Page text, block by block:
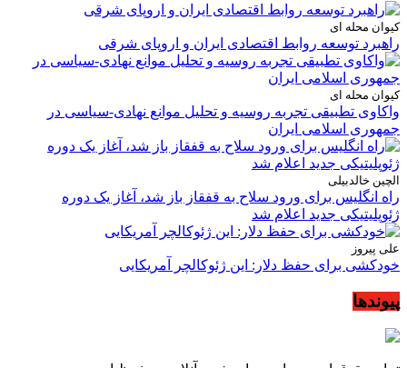
کیوان محله ای
راهبرد توسعه روابط اقتصادی ایران و اروپای شرقی
کیوان محله ای
واکاوی تطبیقی تجربه روسیه و تحلیل موانع نهادی-سیاسی در
جمهوری اسلامی ایران
الچین خالدبیلی
راه انگلیس برای ورود سلاح به قفقاز باز شد، آغاز یک دوره
ژئوپلیتیکی جدید اعلام شد
علی پیروز
خودکشی برای حفظ دلار: این ژئوکالچر آمریکایی
پیوندها